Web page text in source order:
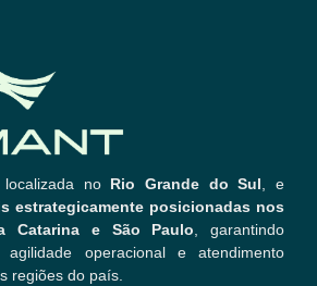
no Rio Grande do Sul, e
estrategicamente posicionadas nos
Catarina e São Paulo, garantindo
agilidade operacional e atendimento
regiões do país.